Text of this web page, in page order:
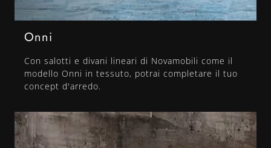
Onni
Con salotti e divani lineari di Novamobili come il
modello Onni in tessuto, potrai completare il tuo
concept d'arredo.